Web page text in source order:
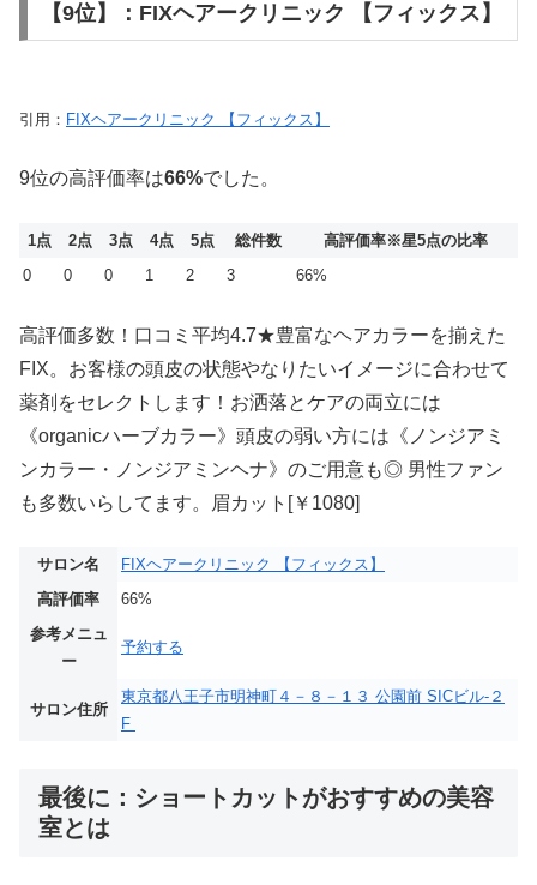
【9位】：FIXヘアークリニック 【フィックス】
引用： FIXヘアークリニック 【フィックス】
9位の高評価率は66%でした。
1点 2点 3点 4点 5点 総件数 高評価率※星5点の比率
0
0 0 1 2 3 66%
高評価多数！口コミ平均4.7★豊富なヘアカラーを揃えた
FIX。お客様の頭皮の状態やなりたいイメージに合わせて
薬剤をセレクトします！お洒落とケアの両立には
《organicハーブカラー》頭皮の弱い方には《ノンジアミ
ンカラー・ノンジアミンヘナ》のご用意も◎ 男性ファン
も多数いらしてます。眉カット[￥1080]
サロン名
FIXヘアークリニック 【フィックス】
高評価率
66%
参考メニュ
ー
予約する
サロン住所
東京都八王子市明神町４－８－１３ 公園前 SICビル-２
F
最後に：ショートカットがおすすめの美容
室とは